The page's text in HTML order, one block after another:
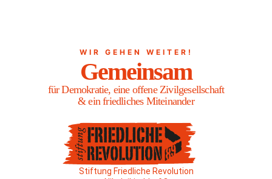
WIR GEHEN WEITER!
Gemeinsam
für Demokratie, eine offene Zivilgesellschaft
& ein friedliches Miteinander
Stiftung Friedliche Revolution